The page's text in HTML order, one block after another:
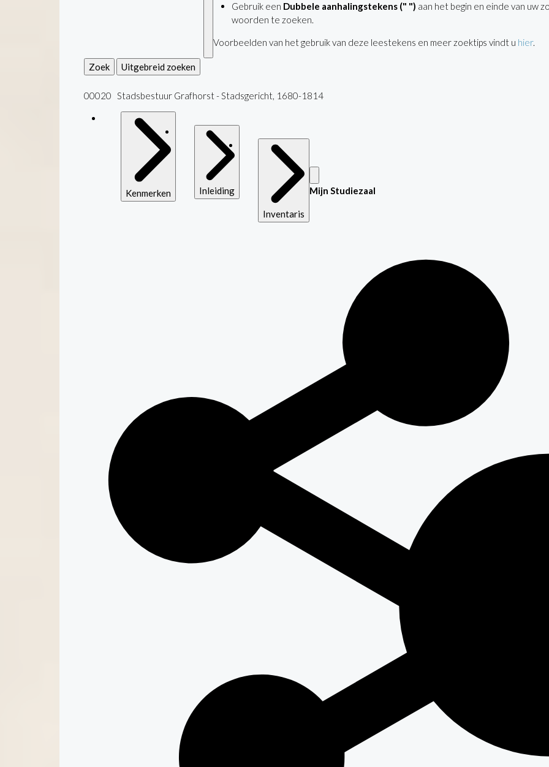
Gebruik een Dubbele aanhalingstekens (" ") aan het begin en einde van uw
woorden te zoeken.
Voorbeelden van het gebruik van deze leestekens en meer zoektips vindt u hier.
Zoek Uitgebreid zoeken
00020 Stadsbestuur Grafhorst - Stadsgericht, 1680-1814
Kenmerken Inleiding
Inventaris
Mijn Studiezaal